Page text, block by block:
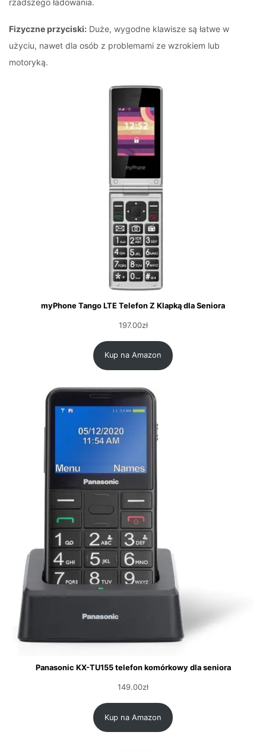
rzadszego ładowania.
Fizyczne przyciski: Duże, wygodne klawisze są łatwe w
użyciu, nawet dla osób z problemami ze wzrokiem lub
motoryką.
myPhone Tango LTE Telefon Z Klapką dla Seniora
197.00zł
Kup na Amazon
Panasonic KX-TU155 telefon komórkowy dla seniora
149.00zł
Kup na Amazon